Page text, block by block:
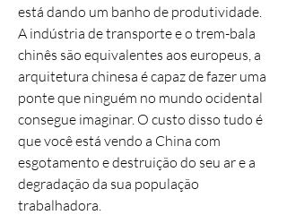
está dando um banho de produtividade.
A indústria de transporte e o trem-bala
chinês são equivalentes aos europeus, a
arquitetura chinesa é capaz de fazer uma
ponte que ninguém no mundo ocidental
consegue imaginar. O custo disso tudo é
que você está vendo a China com
esgotamento e destruição do seu ar e a
degradação da sua população
trabalhadora.